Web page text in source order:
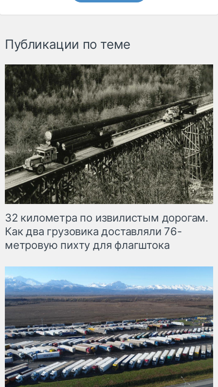
Публикации по теме
32 километра по извилистым дорогам.
Как два грузовика доставляли 76-
метровую пихту для флагштока